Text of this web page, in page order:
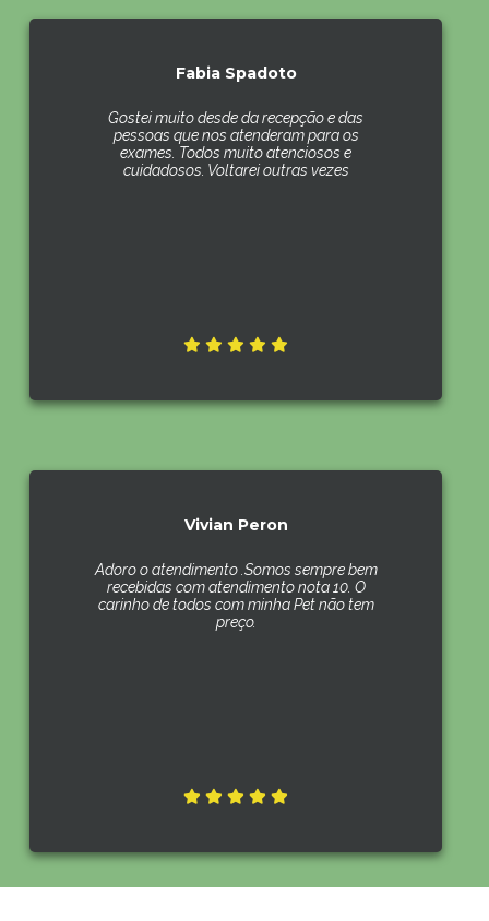
Fabia Spadoto
Gostei muito desde da recepção e das
pessoas que nos atenderam para os
exames. Todos muito atenciosos e
cuidadosos. Voltarei outras vezes
Vivian Peron
Adoro o atendimento .Somos sempre bem
recebidas com atendimento nota 10. O
carinho de todos com minha Pet não tem
preço.